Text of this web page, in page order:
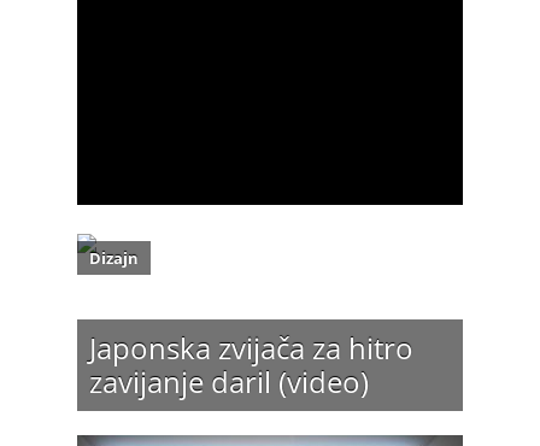
Japonska zvijača za hitro
zavijanje daril (video)
Dizajn